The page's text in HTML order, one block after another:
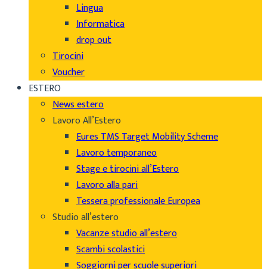
Lingua
Informatica
drop out
Tirocini
Voucher
ESTERO
News estero
Lavoro All’Estero
Eures TMS Target Mobility Scheme
Lavoro temporaneo
Stage e tirocini all’Estero
Lavoro alla pari
Tessera professionale Europea
Studio all’estero
Vacanze studio all’estero
Scambi scolastici
Soggiorni per scuole superiori